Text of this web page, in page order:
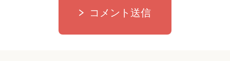
コメント送信